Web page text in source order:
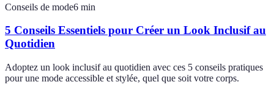
Conseils de mode6 min
5 Conseils Essentiels pour Créer un Look Inclusif au
Quotidien
Adoptez un look inclusif au quotidien avec ces 5 conseils pratiques
pour une mode accessible et stylée, quel que soit votre corps.